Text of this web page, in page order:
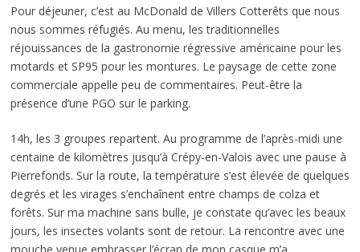
Pour déjeuner, c’est au McDonald de Villers Cotterêts que nous
nous sommes réfugiés. Au menu, les traditionnelles
réjouissances de la gastronomie régressive américaine pour les
motards et SP95 pour les montures. Le paysage de cette zone
commerciale appelle peu de commentaires. Peut-être la
présence d’une PGO sur le parking.
14h, les 3 groupes repartent. Au programme de l’après-midi une
centaine de kilomètres jusqu’à Crépy-en-Valois avec une pause à
Pierrefonds. Sur la route, la température s’est élevée de quelques
degrés et les virages s’enchaînent entre champs de colza et
forêts. Sur ma machine sans bulle, je constate qu’avec les beaux
jours, les insectes volants sont de retour. La rencontre avec une
mouche venue embrasser l’écran de mon casque m’a